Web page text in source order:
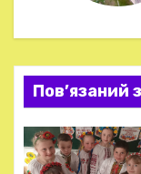
і
я
з
а
Пов’язаний